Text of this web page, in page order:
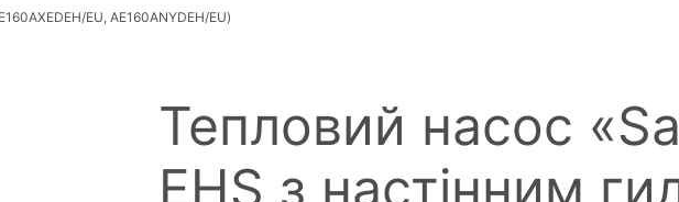
EU, AE160ANYDEH/EU)
Тепловий насос
EHS з настінним